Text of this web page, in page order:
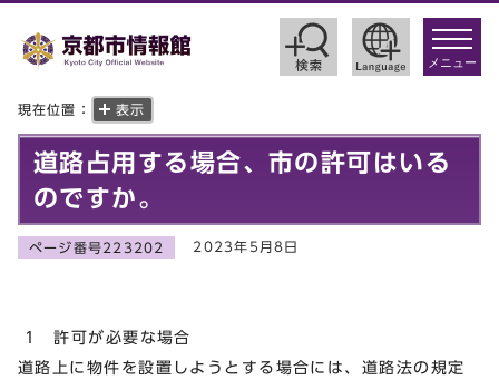
toggle
メニュー
現在位置： 表示
道路占用する場合、市の許可はいる
のですか。
ページ番号223202 2023年5月8日
1 許可が必要な場合
道路上に物件を設置しようとする場合には、道路法の規定